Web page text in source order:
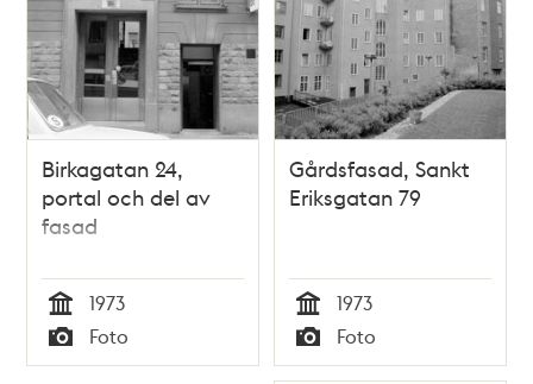
Birkagatan 24,
portal och del av
fasad
Tid
1973
Typ
Foto
Gårdsfasad, Sankt
Eriksgatan 79
Tid
1973
Typ
Foto